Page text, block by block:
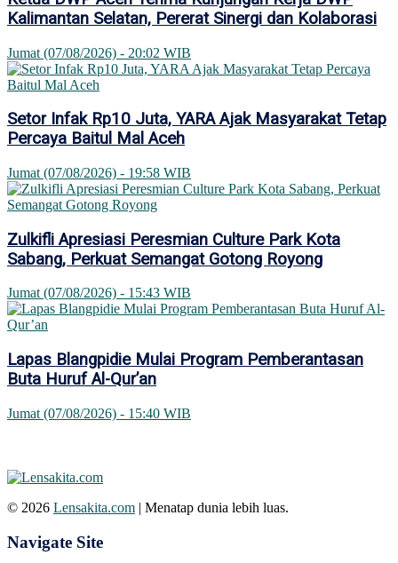
Kalimantan Selatan, Pererat Sinergi dan Kolaborasi
Jumat (07/08/2026) - 20:02 WIB
Setor Infak Rp10 Juta, YARA Ajak Masyarakat Tetap
Percaya Baitul Mal Aceh
Jumat (07/08/2026) - 19:58 WIB
Zulkifli Apresiasi Peresmian Culture Park Kota
Sabang, Perkuat Semangat Gotong Royong
Jumat (07/08/2026) - 15:43 WIB
Lapas Blangpidie Mulai Program Pemberantasan
Buta Huruf Al-Qur’an
Jumat (07/08/2026) - 15:40 WIB
© 2026 Lensakita.com | Menatap dunia lebih luas.
Navigate Site